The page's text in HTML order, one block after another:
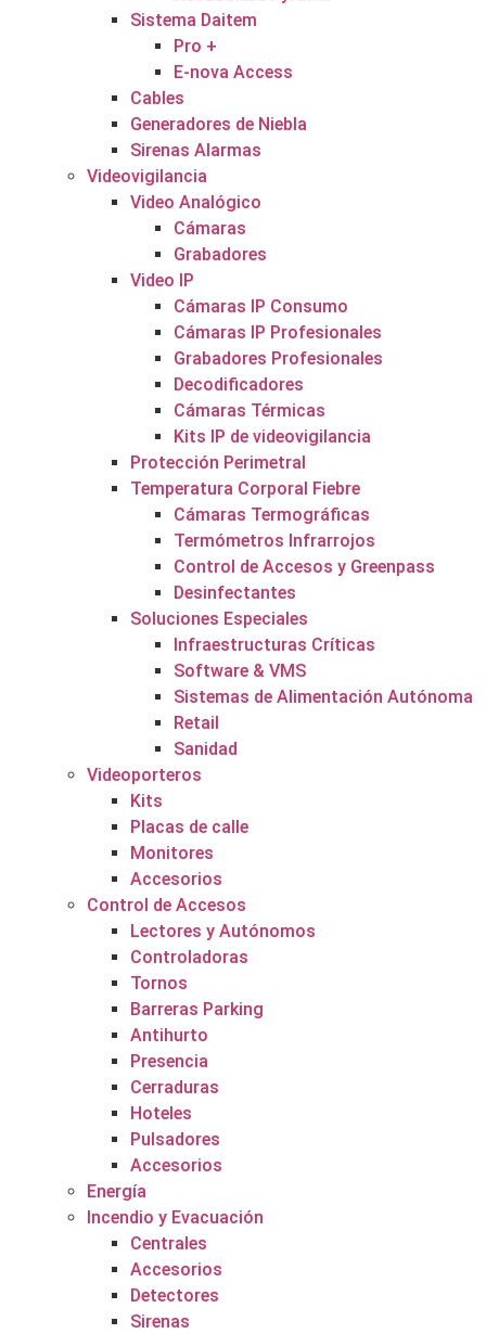
Sistema Daitem
Pro +
E-nova Access
Cables
Generadores de Niebla
Sirenas Alarmas
Videovigilancia
Video Analógico
Cámaras
Grabadores
Video IP
Cámaras IP Consumo
Cámaras IP Profesionales
Grabadores Profesionales
Decodificadores
Cámaras Térmicas
Kits IP de videovigilancia
Protección Perimetral
Temperatura Corporal Fiebre
Cámaras Termográficas
Termómetros Infrarrojos
Control de Accesos y Greenpass
Desinfectantes
Soluciones Especiales
Infraestructuras Críticas
Software & VMS
Sistemas de Alimentación Autónoma
Retail
Sanidad
Videoporteros
Kits
Placas de calle
Monitores
Accesorios
Control de Accesos
Lectores y Autónomos
Controladoras
Tornos
Barreras Parking
Antihurto
Presencia
Cerraduras
Hoteles
Pulsadores
Accesorios
Energía
Incendio y Evacuación
Centrales
Accesorios
Detectores
Sirenas